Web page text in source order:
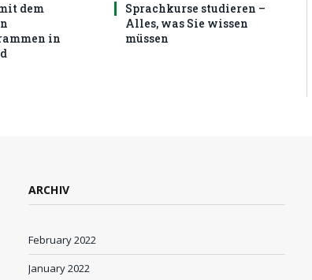
dem
in
Sprachkurse studieren –
Alles, was Sie wissen
müssen
ARCHIV
February 2022
January 2022